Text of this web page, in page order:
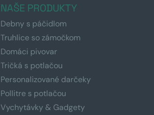
NAŠE PRODUKTY
Debny s páčidlom
Truhlice so zámočkom
Domáci pivovar
Tričká s potlačou
Personalizované darčeky
Pollitre s potlačou
Vychytávky & Gadgety